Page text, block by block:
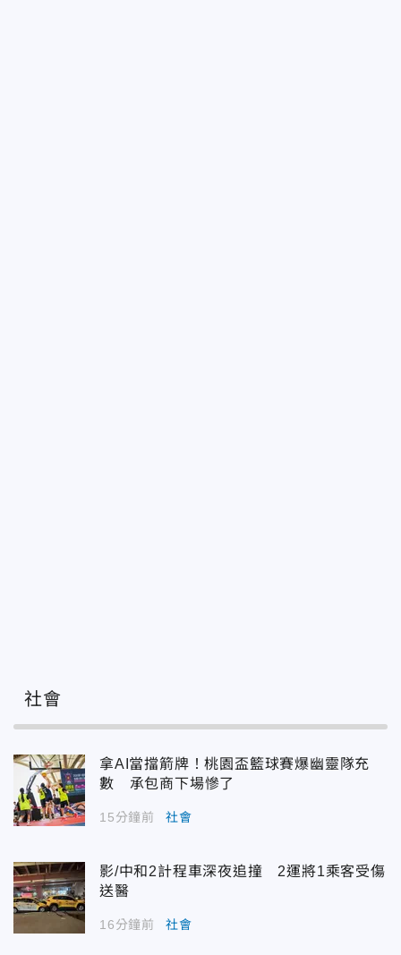
社會
拿AI當擋箭牌！桃園盃籃球賽爆幽靈隊充
數 承包商下場慘了
15分鐘前 社會
影/中和2計程車深夜追撞 2運將1乘客受傷
送醫
16分鐘前 社會